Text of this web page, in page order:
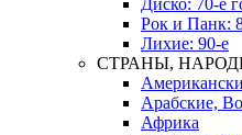
Диско: 70-е
Рок и Панк:
Лихие: 90-е
СТРАНЫ,
Арабские,
Африка